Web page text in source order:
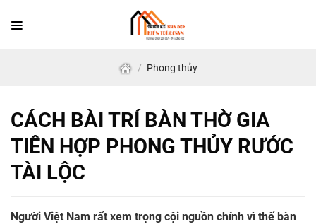
/ Phong thủy
CÁCH BÀI TRÍ BÀN THỜ GIA
TIÊN HỢP PHONG THỦY RƯỚC
TÀI LỘC
Người Việt Nam rất xem trọng cội nguồn chính vì thế bàn